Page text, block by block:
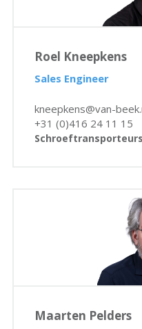
Roel Kneepkens
Sales Engineer
kneepkens@van-
+31 (0)416 24 11 15
Maarten Pelders